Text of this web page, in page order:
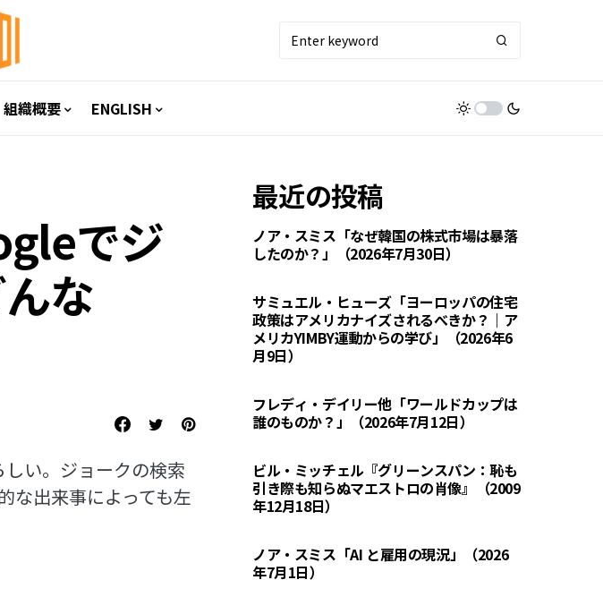
組織概要 ENGLISH
でジ
な
い。ジョークの検索
な出来事によっても左
最近の投稿
ノア・スミス「なぜ韓国の株式市場は暴落
したのか？」（2026年7月30日）
サミュエル・ヒューズ「ヨーロッパの住宅
政策はアメリカナイズされるべきか？｜ア
メリカYIMBY運動からの学び」（2026年6
月9日）
フレディ・デイリー他「ワールドカップは
誰のものか？」（2026年7月12日）
ビル・ミッチェル『グリーンスパン：恥も
引き際も知らぬマエストロの肖像』（2009
年12月18日）
ノア・スミス「AI と雇用の現況」（2026
年7月1日）